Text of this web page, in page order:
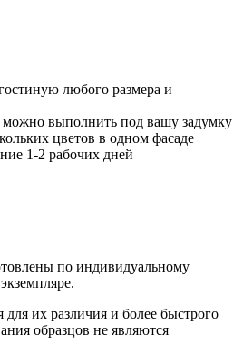
любого размера и
можно выполнить под вашу задумку
цветов в одном фасаде
1-2 рабочих дней
по индивидуальному
их различия и более быстрого
образцов не являются